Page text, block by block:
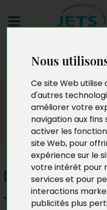
Nous
Ce site Web utilise
d'autres
améliorer votre
navigation aux fins
activer les
site Web, pour
expérience sur le
votre intérêt pour
services et pour
interactions
publicités plus
manuscrit
Presse
Diagénèse : la
Jade